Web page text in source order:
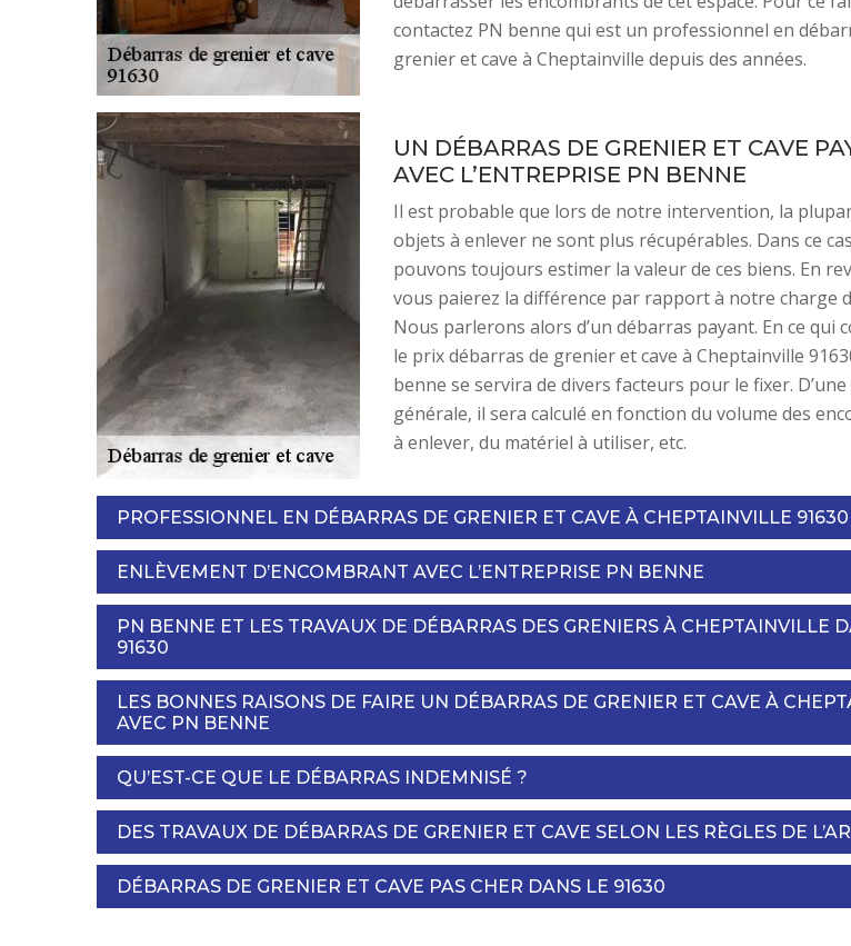
contactez PN benne qui est un professionnel en
grenier et cave à Cheptainville depuis des années.
UN DÉBARRAS DE GRENIER ET CAVE
AVEC L’ENTREPRISE PN BENNE
Il est probable que lors de notre intervention, la
objets à enlever ne sont plus récupérables. Dans ce
pouvons toujours estimer la valeur de ces biens. En
vous paierez la différence par rapport à notre charge
Nous parlerons alors d’un débarras payant. En ce qui
le prix débarras de grenier et cave à Cheptainville
benne se servira de divers facteurs pour le fixer.
générale, il sera calculé en fonction du volume des
à enlever, du matériel à utiliser, etc.
PROFESSIONNEL EN DÉBARRAS DE GRENIER ET CAVE À CHEPTAINVILLE 91630
ENLÈVEMENT D’ENCOMBRANT AVEC L’ENTREPRISE PN BENNE
PN BENNE ET LES TRAVAUX DE DÉBARRAS DES GRENIERS À CHEPTAINVILLE
91630
LES BONNES RAISONS DE FAIRE UN DÉBARRAS DE GRENIER ET CAVE À
AVEC PN BENNE
QU’EST-CE QUE LE DÉBARRAS INDEMNISÉ ?
DES TRAVAUX DE DÉBARRAS DE GRENIER ET CAVE SELON LES RÈGLES DE
DÉBARRAS DE GRENIER ET CAVE PAS CHER DANS LE 91630